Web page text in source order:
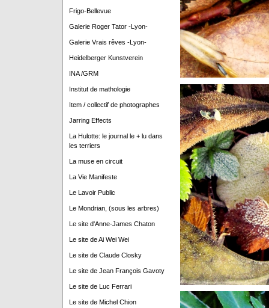
Frigo-Bellevue
Galerie Roger Tator -Lyon-
Galerie Vrais rêves -Lyon-
Heidelberger Kunstverein
INA /GRM
Institut de mathologie
Item / collectif de photographes
Jarring Effects
La Hulotte: le journal le + lu dans
les terriers
La muse en circuit
La Vie Manifeste
Le Lavoir Public
Le Mondrian, (sous les arbres)
Le site d'Anne-James Chaton
Le site de Ai Wei Wei
Le site de Claude Closky
Le site de Jean François Gavoty
Le site de Luc Ferrari
Le site de Michel Chion